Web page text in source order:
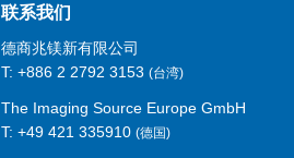
联系我们
德商兆镁新有限公司
T: +886 2 2792 3153 (台湾)
The Imaging Source Europe GmbH
T: +49 421 335910 (德国)